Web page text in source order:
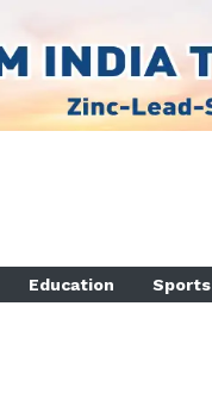
Education Sports